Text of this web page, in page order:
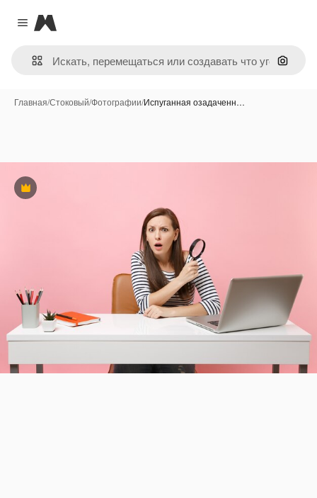
Close menu
Magnific
Поиск
Главная/Стоковый/Фотографии/Испуганная озадаченн…
Премиум